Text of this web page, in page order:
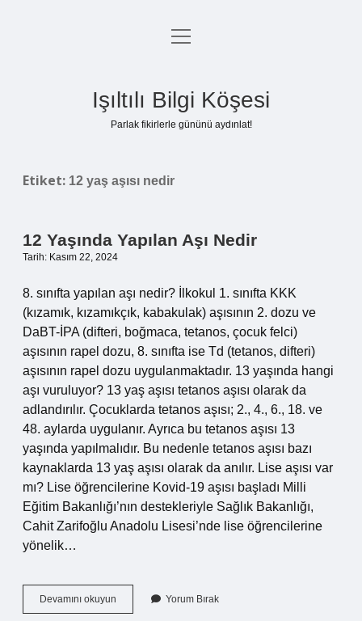
Anasayfa
Yasal Uyarı
menüyü
Işıltılı Bilgi Köşesi
Parlak fikirlerle gününü aydınlat!
Etiket: 12 yaş aşısı nedir
12 Yaşında Yapılan Aşı Nedir
Tarih: Kasım 22, 2024
8. sınıfta yapılan aşı nedir? İlkokul 1. sınıfta KKK
(kızamık, kızamıkçık, kabakulak) aşısının 2. dozu ve
DaBT-İPA (difteri, boğmaca, tetanos, çocuk felci)
aşısının rapel dozu, 8. sınıfta ise Td (tetanos, difteri)
aşısının rapel dozu uygulanmaktadır. 13 yaşında hangi
aşı vuruluyor? 13 yaş aşısı tetanos aşısı olarak da
adlandırılır. Çocuklarda tetanos aşısı; 2., 4., 6., 18. ve
48. aylarda uygulanır. Ayrıca bu tetanos aşısı 13
yaşında yapılmalıdır. Bu nedenle tetanos aşısı bazı
kaynaklarda 13 yaş aşısı olarak da anılır. Lise aşısı var
mı? Lise öğrencilerine Kovid-19 aşısı başladı Milli
Eğitim Bakanlığı’nın destekleriyle Sağlık Bakanlığı,
Cahit Zarifoğlu Anadolu Lisesi’nde lise öğrencilerine
yönelik…
Devamını okuyun
Yaşında
Yorum Bırak